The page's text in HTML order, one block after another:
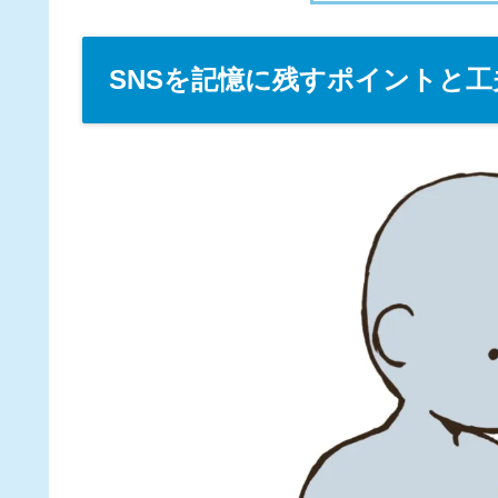
SNSを記憶に残すポイントと工